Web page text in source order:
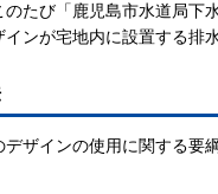
たび「鹿児島市水道局下
ンが宅地内に設置する排
ザインの使用に関する要